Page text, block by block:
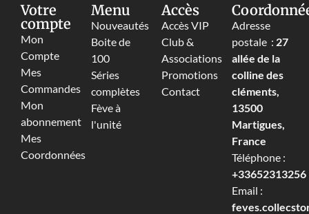
Votre
compte
Mon
Compte
Mes
Commandes
Mon
abonnement
Mes
Coordonnées
Menu
Nouveautés
Boite de
100
Séries
complètes
Fève à
l'unité
Accès
Accès VIP
Club &
Associations
Promotions
Contact
Adresse
postale : 27
allée de la
colline des
cléments,
13500
Martigues,
France
Téléphone :
+33652313256‬
Email :